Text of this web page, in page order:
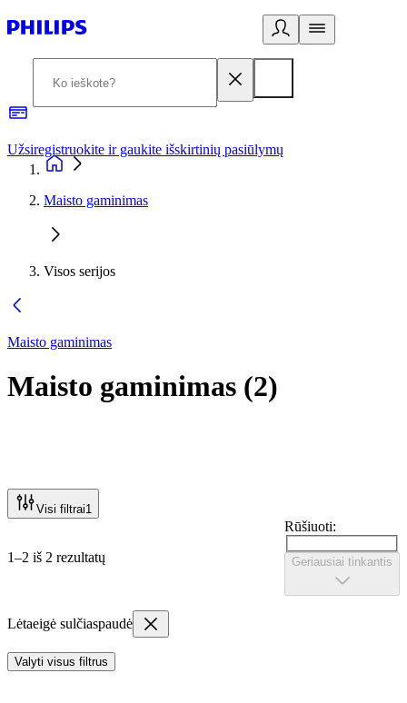
Užsiregistruokite ir gaukite išskirtinių pasiūlymų
Maisto gaminimas
Visos serijos
Maisto gaminimas
Maisto gaminimas (2)
Visi filtrai1
1–2 iš 2 rezultatų
Rūšiuoti:
Geriausiai tinkantis
Lėtaeigė sulčiaspaudė
Valyti visus filtrus